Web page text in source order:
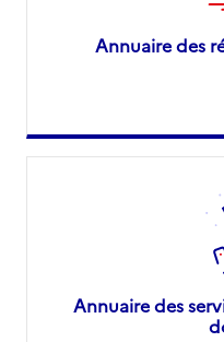
Annuaire des
Annuaire des